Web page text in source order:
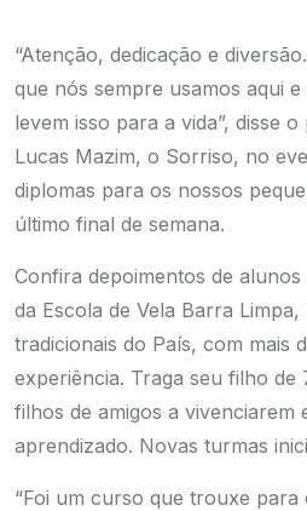
“Atenção, dedicação e
que nós sempre usamos aqui
levem isso para a vida”, disse
Lucas Mazim, o Sorriso, no
diplomas para os nossos
último final de semana.
Confira depoimentos de
da Escola de Vela Barra Limpa,
tradicionais do País, com mais
experiência. Traga seu filho de
filhos de amigos a vivenciarem
aprendizado. Novas turmas
“Foi um curso que trouxe para